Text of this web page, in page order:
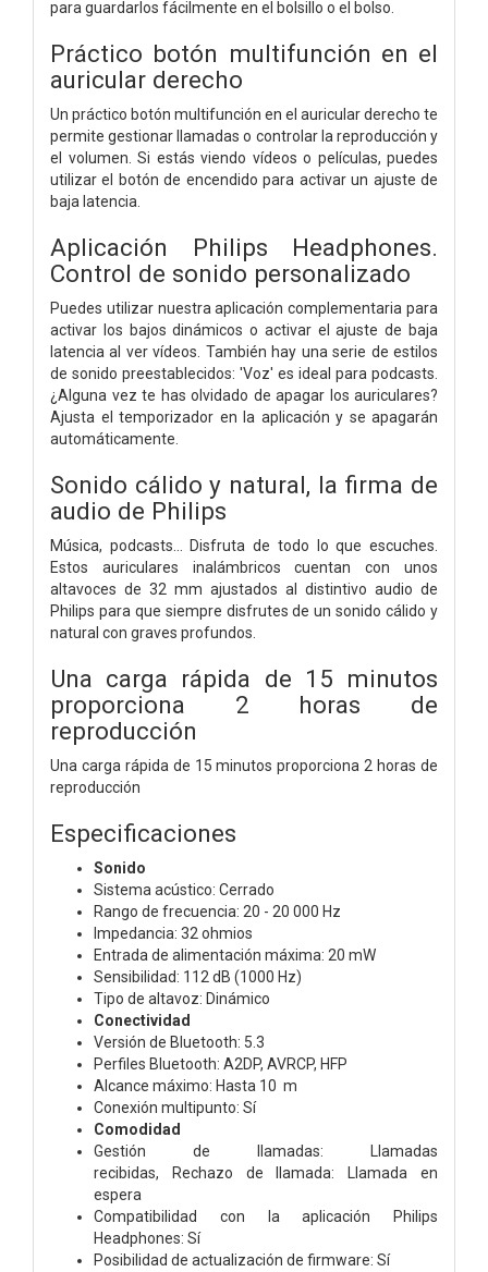
para guardarlos fácilmente en el bolsillo o el bolso.
Práctico botón multifunción en el
auricular derecho
Un práctico botón multifunción en el auricular derecho te
permite gestionar llamadas o controlar la reproducción y
el volumen. Si estás viendo vídeos o películas, puedes
utilizar el botón de encendido para activar un ajuste de
baja latencia.
Aplicación Philips Headphones.
Control de sonido personalizado
Puedes utilizar nuestra aplicación complementaria para
activar los bajos dinámicos o activar el ajuste de baja
latencia al ver vídeos. También hay una serie de estilos
de sonido preestablecidos: 'Voz' es ideal para podcasts.
¿Alguna vez te has olvidado de apagar los auriculares?
Ajusta el temporizador en la aplicación y se apagarán
automáticamente.
Sonido cálido y natural, la firma de
audio de Philips
Música, podcasts... Disfruta de todo lo que escuches.
Estos auriculares inalámbricos cuentan con unos
altavoces de 32 mm ajustados al distintivo audio de
Philips para que siempre disfrutes de un sonido cálido y
natural con graves profundos.
Una carga rápida de 15 minutos
proporciona 2 horas de
reproducción
Una carga rápida de 15 minutos proporciona 2 horas de
reproducción
Especificaciones
Sonido
Sistema acústico: Cerrado
Rango de frecuencia: 20 - 20 000 Hz
Impedancia: 32 ohmios
Entrada de alimentación máxima: 20 mW
Sensibilidad: 112 dB (1000 Hz)
Tipo de altavoz: Dinámico
Conectividad
Versión de Bluetooth: 5.3
Perfiles Bluetooth: A2DP, AVRCP, HFP
Alcance máximo: Hasta 10 m
Conexión multipunto: Sí
Comodidad
Gestión de llamadas: Llamadas
recibidas, Rechazo de llamada: Llamada en
espera
Compatibilidad con la aplicación Philips
Headphones: Sí
Posibilidad de actualización de firmware: Sí